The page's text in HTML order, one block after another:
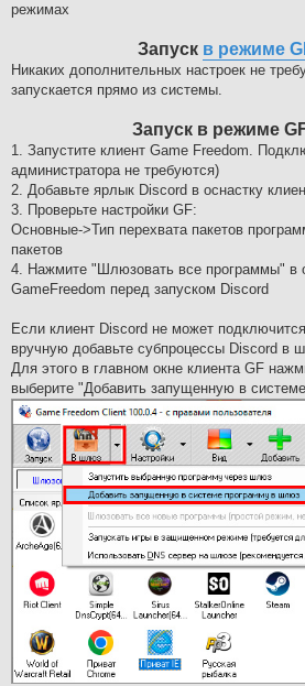
щ
е
режимах
Запуск в режиме
Никаких дополнительных настроек не
запускается прямо из системы.
Запуск в режиме
1. Запустите клиент Game Freedom.
администратора не требуются)
2. Добавьте ярлык Discord в оснастку
3. Проверьте настройки GF:
Основные->Тип перехвата пакетов
пакетов
4. Нажмите "Шлюзовать все программы" в
GameFreedom перед запуском Discord
Если клиент Discord не может
вручную добавьте субпроцессы Discord в
Для этого в главном окне клиента GF
выберите "Добавить запущенную в